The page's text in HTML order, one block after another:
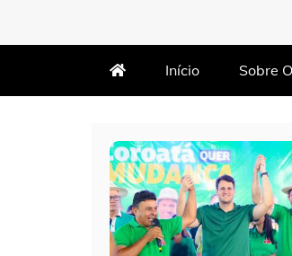
Início Sobre